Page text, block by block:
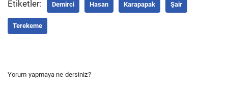
Etiketler: Demirci Hasan Karapapak Şair
Terekeme
Yorum yapmaya ne dersiniz?